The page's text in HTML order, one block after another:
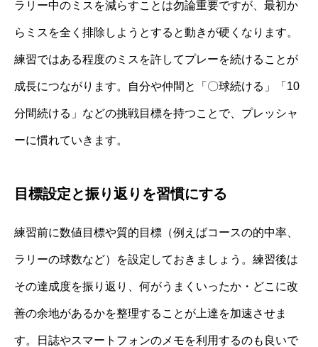
ラリー中のミスを減らすことは勿論重要ですが、最初か
らミスを全く排除しようとすると動きが硬くなります。
練習ではある程度のミスを許してプレーを続けることが
成長につながります。自分や仲間と「〇球続ける」「10
分間続ける」などの挑戦目標を持つことで、プレッシャ
ーに慣れていきます。
目標設定と振り返りを習慣にする
練習前に数値目標や質的目標（例えばコースの的中率、
ラリーの球数など）を設定しておきましょう。練習後は
その達成度を振り返り、何がうまくいったか・どこに改
善の余地があるかを整理することが上達を加速させま
す。日誌やスマートフォンのメモを利用するのも良いで